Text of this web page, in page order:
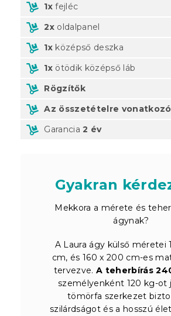
1x fejléc
2x oldalpanel
1x középső deszka
1x ötödik középső láb
Rögzítők
Az összetételre
Garancia 2 év
Gyakran
Mekkora a mérete és
ágynak?
A Laura ágy külső méretei
cm, és 160 x 200 cm-es
tervezve.A teherbírás
személyenként 120 kg-ot
tömörfa szerkezet
szilárdságot és a hosszú